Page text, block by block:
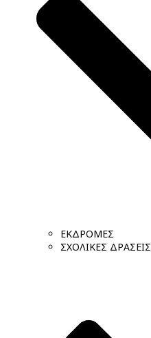
ΕΚΔΡΟΜΕΣ
ΣΧΟΛΙΚΕΣ ΔΡΑΣΕΙΣ